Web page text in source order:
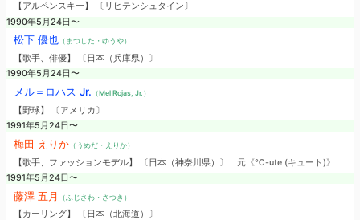
【アルペンスキー】 〔リヒテンシュタイン〕
1990年5月24日〜
松下 優也（まつした・ゆうや）
【歌手、俳優】 〔日本（兵庫県）〕
1990年5月24日〜
メル＝ロハス Jr. （Mel Rojas, Jr.）
【野球】 〔アメリカ〕
1991年5月24日〜
梅田 えりか（うめだ・えりか）
【歌手、ファッションモデル】 〔日本（神奈川県）〕 元《℃-ute (キュート)》
1991年5月24日〜
藤澤 五月 （ふじさわ・さつき）
【カーリング】 〔日本（北海道）〕